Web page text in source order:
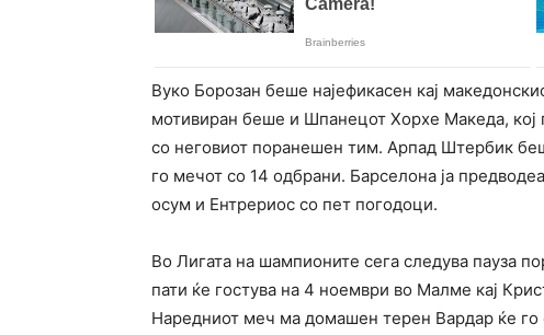
Вуко Борозан беше најефикасен кај
мотивиран беше и Шпанецот Хорхе Македа, кој
со неговиот поранешен тим. Арпад Штербик
го мечот со 14 одбрани. Барселона ја
осум и Ентрериос со пет погодоци.
Во Лигата на шампионите сега следува пауза
пати ќе гостува на 4 ноември во Малме кај
Наредниот меч ма домашен терен Вардар ќе го